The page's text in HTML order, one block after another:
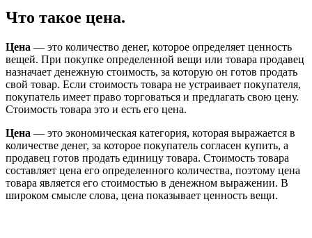
Что такое цена.
Цена — это количество денег, которое определяет ценность
вещей. При покупке определенной вещи или товара продавец
назначает денежную стоимость, за которую он готов продать
свой товар. Если стоимость товара не устраивает покупателя,
покупатель имеет право торговаться и предлагать свою цену.
Стоимость товара это и есть его цена.
Цена — это экономическая категория, которая выражается в
количестве денег, за которое покупатель согласен купить, а
продавец готов продать единицу товара. Стоимость товара
составляет цена его определенного количества, поэтому цена
товара является его стоимостью в денежном выражении. В
широком смысле слова, цена показывает ценность вещи.